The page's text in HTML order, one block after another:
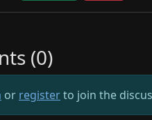
(0)
or registerto join the